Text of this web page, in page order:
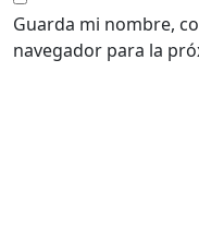
Guarda mi nombre,
navegador para la